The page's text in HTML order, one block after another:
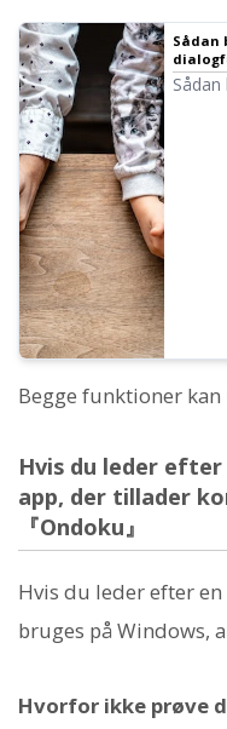
Sådan
af
Begge funktioner
Hvis du leder
app, der tillader
『Ondoku』
Hvis du leder efter
bruges på Windows,
Hvorfor ikke prøve